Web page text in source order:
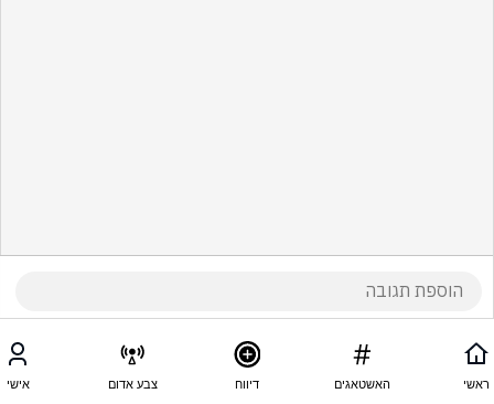
ראשי האשטאגים דיווח צבע אדום אישי